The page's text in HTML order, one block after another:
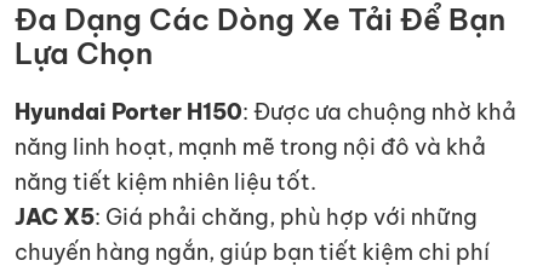
Đa Dạng Các Dòng Xe Tải Để Bạn
Lựa Chọn
Hyundai Porter H150: Được ưa chuộng nhờ khả
năng linh hoạt, mạnh mẽ trong nội đô và khả
năng tiết kiệm nhiên liệu tốt.
JAC X5: Giá phải chăng, phù hợp với những
chuyến hàng ngắn, giúp bạn tiết kiệm chi phí